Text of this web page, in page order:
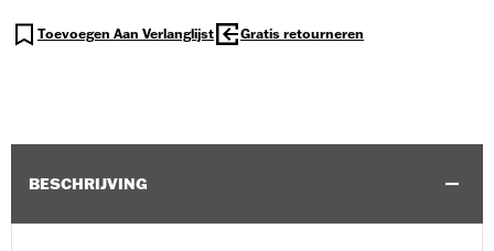
Toevoegen Aan Verlanglijst Gratis retourneren
BESCHRIJVING